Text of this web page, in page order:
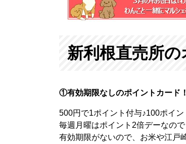
新利根直売所
①有効期限なしのポイントカード！
500円で1ポイント付与♪100ポイ
毎週月曜はポイント2倍デーなの
有効期限がないので、お米や江戸